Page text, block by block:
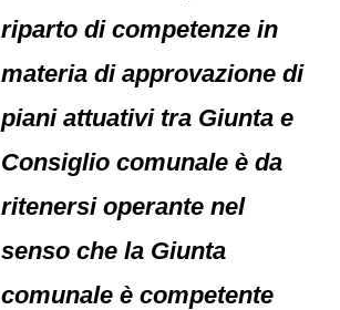
riparto di competenze in
materia di approvazione di
piani attuativi tra Giunta e
Consiglio comunale è da
ritenersi operante nel
senso che la Giunta
comunale è competente